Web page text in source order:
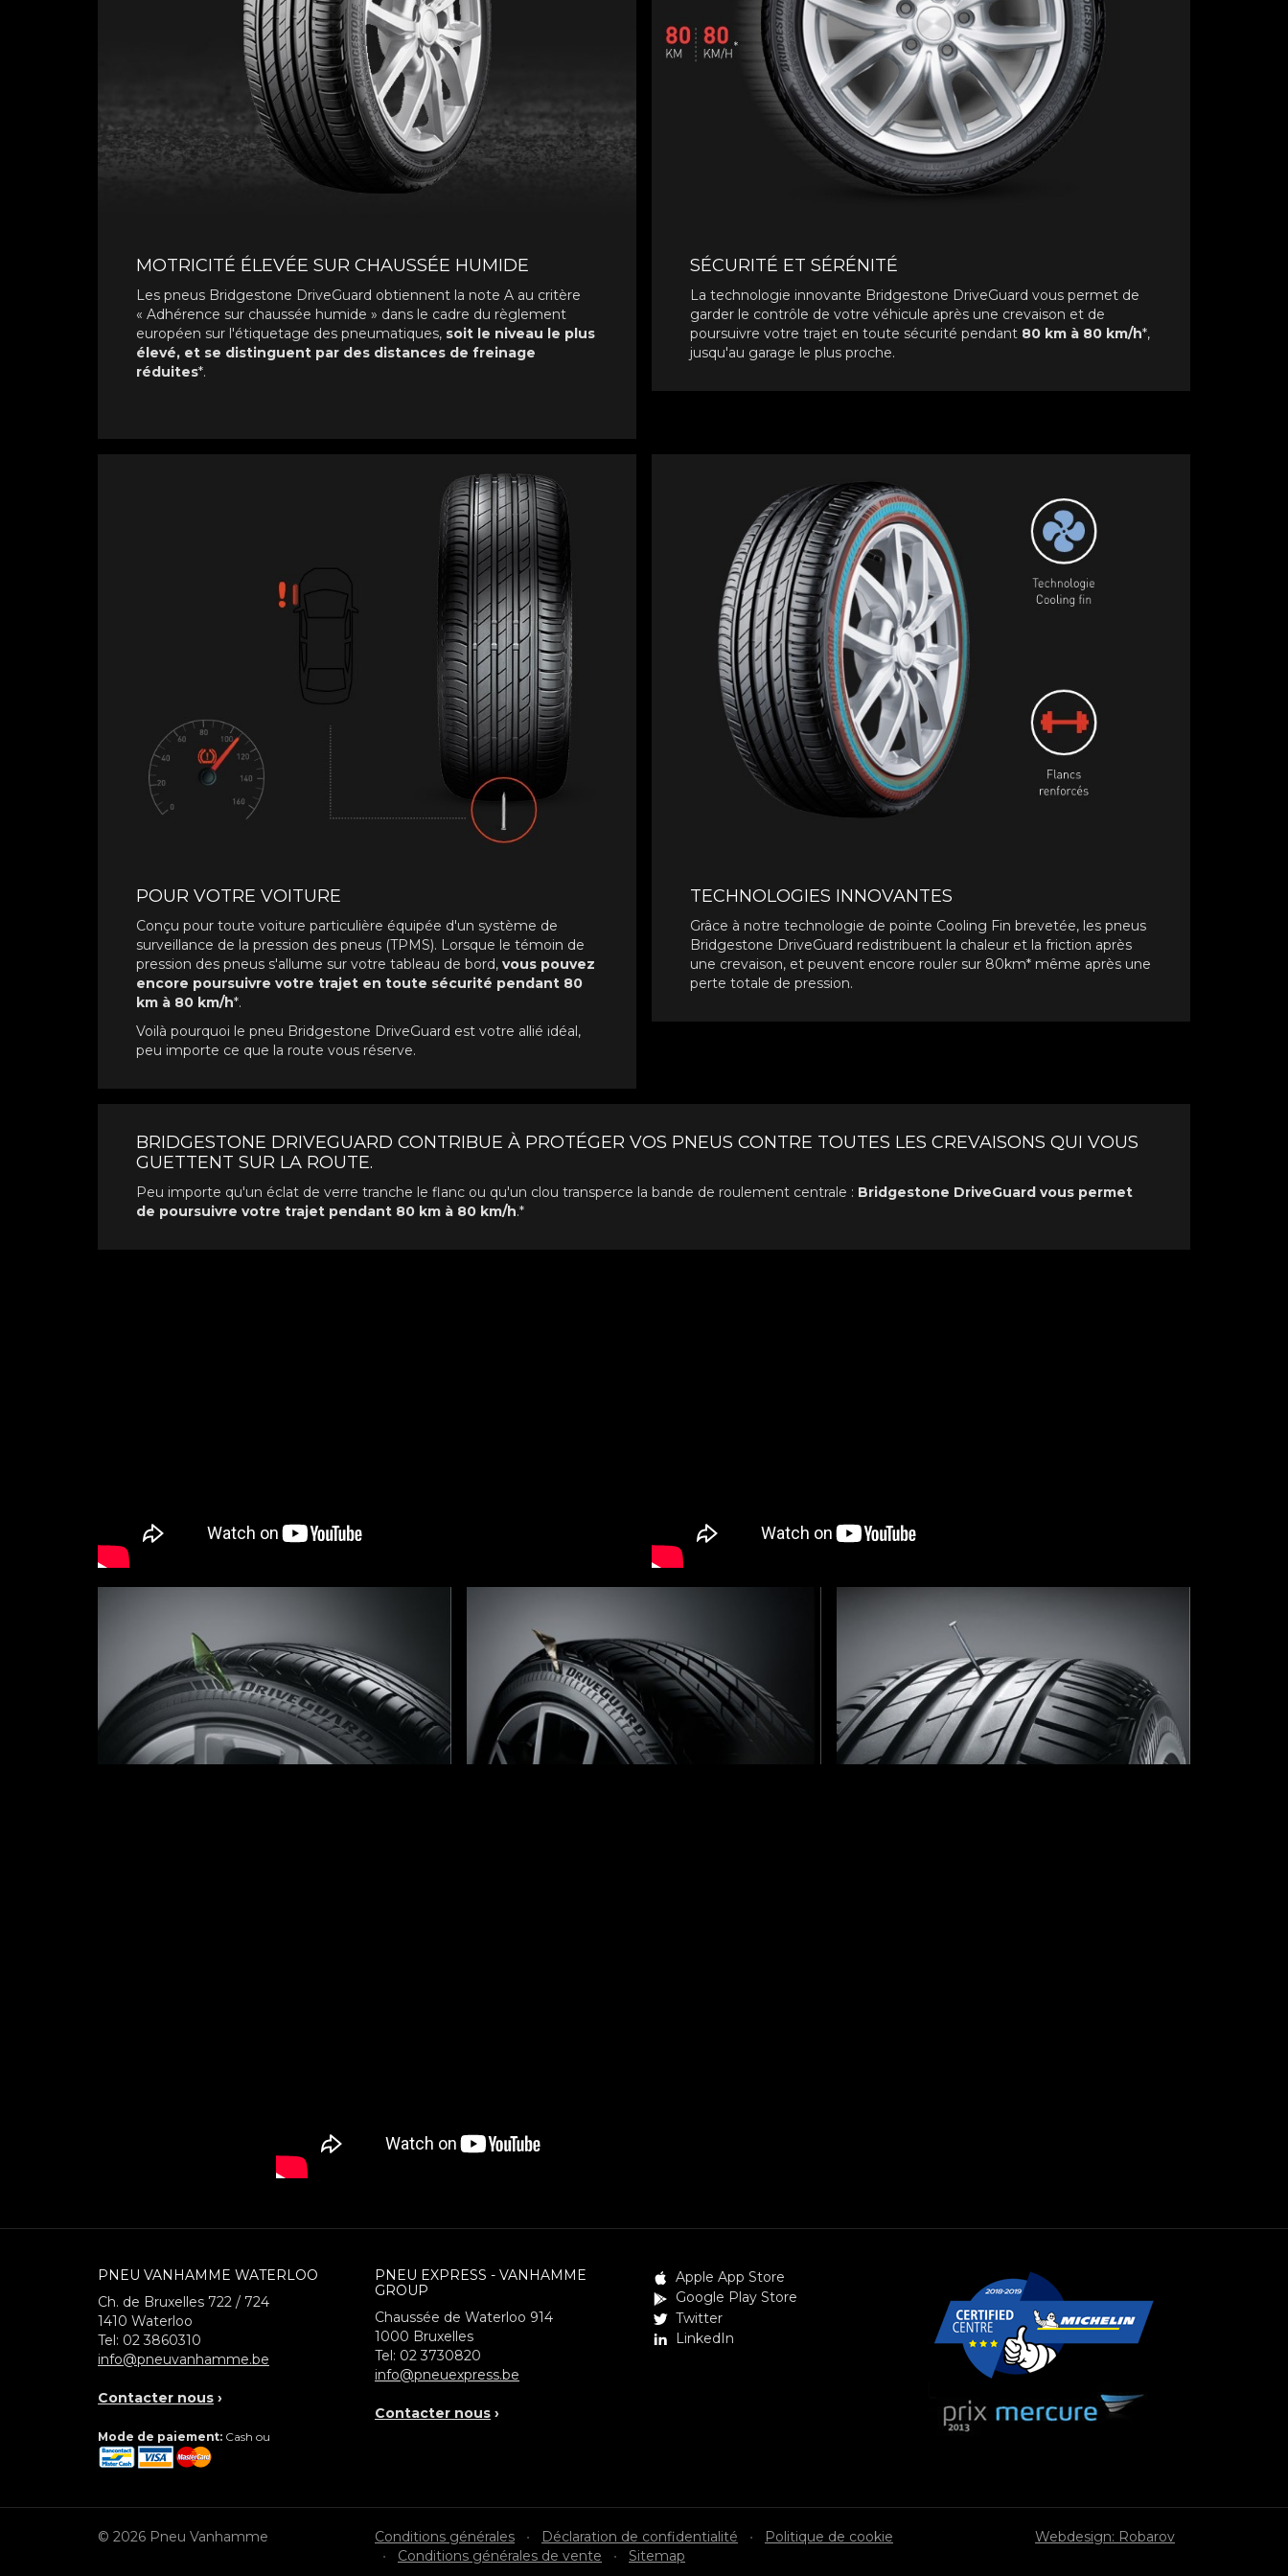
MOTRICITÉ ÉLEVÉE SUR CHAUSSÉE HUMIDE
Les pneus Bridgestone DriveGuard obtiennent la note A au critère
« Adhérence sur chaussée humide » dans le cadre du règlement
européen sur l'étiquetage des pneumatiques, soit le niveau le plus
élevé, et se distinguent par des distances de freinage
réduites*.
SÉCURITÉ ET SÉRÉNITÉ
La technologie innovante Bridgestone DriveGuard vous permet de
garder le contrôle de votre véhicule après une crevaison et de
poursuivre votre trajet en toute sécurité pendant 80 km à 80 km/h*,
jusqu'au garage le plus proche.
POUR VOTRE VOITURE
Conçu pour toute voiture particulière équipée d'un système de
surveillance de la pression des pneus (TPMS). Lorsque le témoin de
pression des pneus s'allume sur votre tableau de bord, vous pouvez
encore poursuivre votre trajet en toute sécurité pendant 80
km à 80 km/h*.
Voilà pourquoi le pneu Bridgestone DriveGuard est votre allié idéal,
peu importe ce que la route vous réserve.
TECHNOLOGIES INNOVANTES
Grâce à notre technologie de pointe Cooling Fin brevetée, les pneus
Bridgestone DriveGuard redistribuent la chaleur et la friction après
une crevaison, et peuvent encore rouler sur 80km* même après une
perte totale de pression.
BRIDGESTONE DRIVEGUARD CONTRIBUE À PROTÉGER VOS PNEUS CONTRE TOUTES LES CREVAISONS QUI VOUS
GUETTENT SUR LA ROUTE.
Peu importe qu'un éclat de verre tranche le flanc ou qu'un clou transperce la bande de roulement centrale : Bridgestone DriveGuard vous permet
de poursuivre votre trajet pendant 80 km à 80 km/h.*
PNEU VANHAMME WATERLOO
Ch. de Bruxelles 722 / 724
1410 Waterloo
Tel: 02 3860310
info@pneuvanhamme.be
Contacter nous ›
Mode de paiement: Cash ou
PNEU EXPRESS - VANHAMME
GROUP
Chaussée de Waterloo 914
1000 Bruxelles
Tel: 02 3730820
info@pneuexpress.be
Contacter nous ›
Apple App Store
Google Play Store
Twitter
LinkedIn
© 2026 Pneu Vanhamme Conditions générales • Déclaration de confidentialité •
Politique de cookie
•
Conditions générales de vente • Sitemap
Webdesign: Robarov